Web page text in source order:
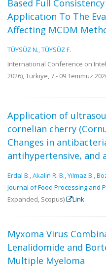
Based Full
Applicatıon To The
Affecting MCDM
TÜYSÜZ N.,TÜYSÜZ F.
International Conference on
2026), Türkiye, 7 - 09 Temmuz
Application of
cornelian cherry
Changes in
antihypertensive, and
Erdal B.,Akalın R. B.,Yılmaz B.,
Journal of Food Processing and
Expanded, Scopus)
Link
Myxoma Virus
Lenalidomide and
Multiple Myeloma